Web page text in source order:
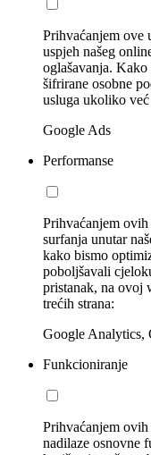
Prihvaćanjem ove
uspjeh našeg
oglašavanja.
šifrirane osobne
usluga ukoliko
Google Ads
Performanse
Prihvaćanjem
surfanja unutar
kako bismo
poboljšavali
pristanak, na ovoj
trećih strana:
Google Analytics,
Funkcioniranje
Prihvaćanjem
nadilaze osnovne